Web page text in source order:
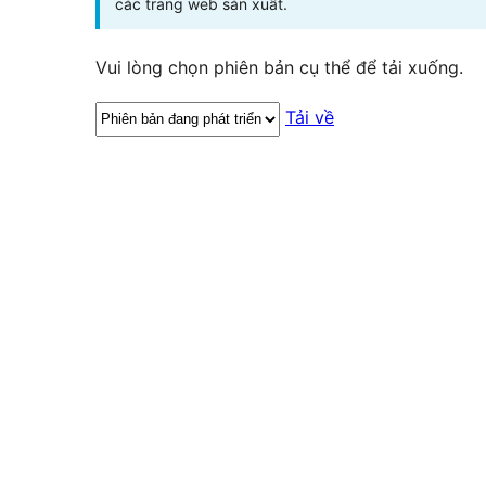
các trang web sản xuất.
Vui lòng chọn phiên bản cụ thể để tải xuống.
Tải về